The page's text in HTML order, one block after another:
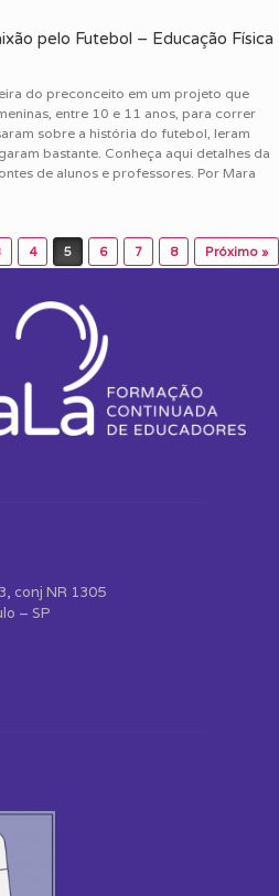
pelo Futebol – Educação Física
do preconceito em um projeto que
entre 10 e 11 anos, para correr
sobre a história do futebol, leram
bastante. Conheça aqui detalhes da
de alunos e professores. Por Mara
4 5 6 7 8 Próximo »
conj NR 1305
– SP